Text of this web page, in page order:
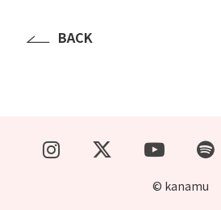
BACK
© kanamu